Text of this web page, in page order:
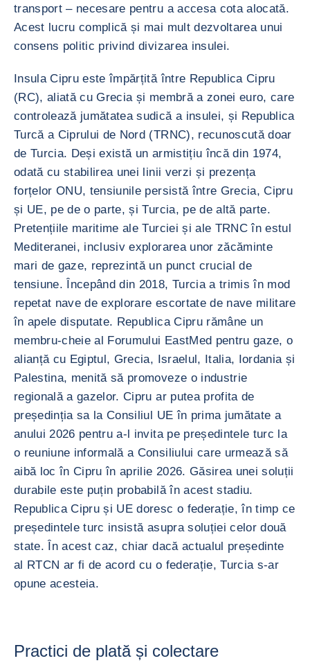
transport – necesare pentru a accesa cota alocată.
Acest lucru complică și mai mult dezvoltarea unui
consens politic privind divizarea insulei.
Insula Cipru este împărțită între Republica Cipru
(RC), aliată cu Grecia și membră a zonei euro, care
controlează jumătatea sudică a insulei, și Republica
Turcă a Ciprului de Nord (TRNC), recunoscută doar
de Turcia. Deși există un armistițiu încă din 1974,
odată cu stabilirea unei linii verzi și prezența
forțelor ONU, tensiunile persistă între Grecia, Cipru
și UE, pe de o parte, și Turcia, pe de altă parte.
Pretențiile maritime ale Turciei și ale TRNC în estul
Mediteranei, inclusiv explorarea unor zăcăminte
mari de gaze, reprezintă un punct crucial de
tensiune. Începând din 2018, Turcia a trimis în mod
repetat nave de explorare escortate de nave militare
în apele disputate. Republica Cipru rămâne un
membru-cheie al Forumului EastMed pentru gaze, o
alianță cu Egiptul, Grecia, Israelul, Italia, Iordania și
Palestina, menită să promoveze o industrie
regională a gazelor. Cipru ar putea profita de
președinția sa la Consiliul UE în prima jumătate a
anului 2026 pentru a-l invita pe președintele turc la
o reuniune informală a Consiliului care urmează să
aibă loc în Cipru în aprilie 2026. Găsirea unei soluții
durabile este puțin probabilă în acest stadiu.
Republica Cipru și UE doresc o federație, în timp ce
președintele turc insistă asupra soluției celor două
state. În acest caz, chiar dacă actualul președinte
al RTCN ar fi de acord cu o federație, Turcia s-ar
opune acesteia.
Practici de plată și colectare